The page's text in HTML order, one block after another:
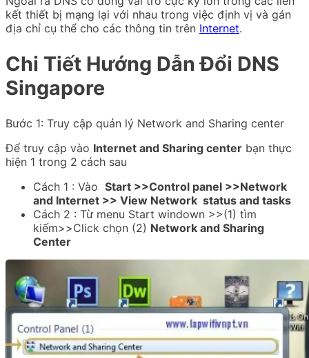
kết thiết bị mạng lại với nhau trong việc định vị và gán
địa chỉ cụ thể cho các thông tin trên Internet.
Chi Tiết Hướng Dẫn Đổi DNS
Singapore
Bước 1: Truy cập quản lý Network and Sharing center
Để truy cập vào Internet and Sharing center bạn thực
hiện 1 trong 2 cách sau
Cách 1 : Vào Start >>Control panel >>Network
and Internet >> View Network status and tasks
Cách 2 : Từ menu Start windown >>(1) tìm
kiếm>>Click chọn (2) Network and Sharing
Center